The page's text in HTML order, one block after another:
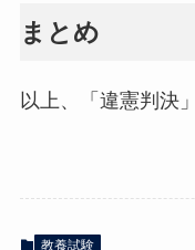
まとめ
以上、「違憲判決
教養試験